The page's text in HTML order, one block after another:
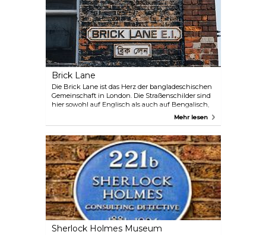
und der Queen – Sie werden sicher jeden
erkennen, der hier auftaucht. Wer ist Ihr
Lieblingspromi?
Brick Lane
Die Brick Lane ist das Herz der bangladeschischen
Gemeinschaft in London. Die Straßenschilder sind
hier sowohl auf Englisch als auch auf Bengalisch,
und die Restaurants sind authentisch und
unprätentiös. Einige ikonische Restaurants wie das
Star Lanes sind hier zu finden. Ein absolutes Muss
ist Beigel Bake, wo man einen traditionell auf
jüdische Art gefüllten Bagel mit gesalzenem
Rindfleisch oder Räucherlachs bekommt.
Mehr lesen
Sherlock Holmes Museum